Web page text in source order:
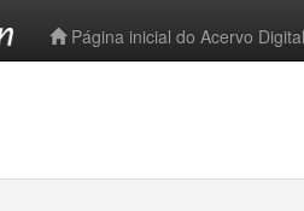
Página inicial do Acervo Digital